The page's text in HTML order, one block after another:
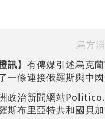
烏方
訊】有傳媒引述烏克
一條連接俄羅斯與中
政治新聞網站
斯布里亞特共和國貝